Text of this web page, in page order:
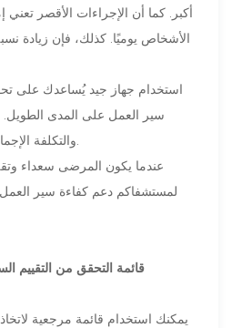
أكبر. كما أن الإجراءات الأقصر
الأشخاص يوميًا. كذلك، فإن زيادة
استخدام جهاز جيد يُساعدك على
سير العمل على المدى الطويل.
عندما يكون المرضى سعداء
لمستشفاكم دعم كفاءة سير
قائمة التحقق من التقييم
يمكنك استخدام قائمة مرجعية